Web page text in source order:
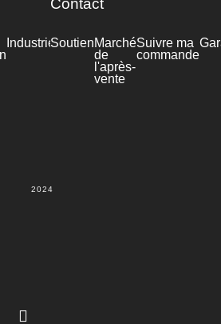
IndustrieFiche
technique
Contact
SoutienMarché
de
l'après-
vente
Suivre ma
commande
2024